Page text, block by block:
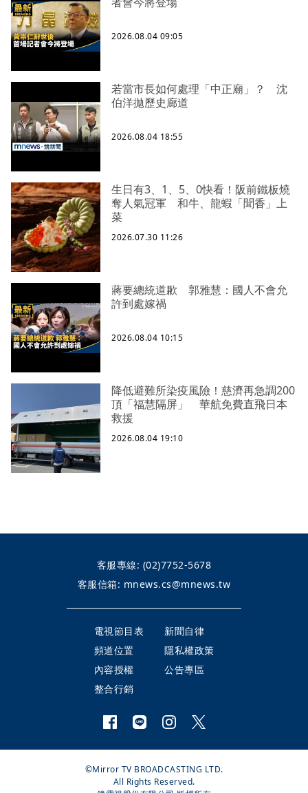
2026.08.04 09:05
若當市長如何處理「中正廟」？ 沈
伯洋拋歷史廊道
2026.08.04 18:55
生日有3、1、5、0快看！阪前鐵板燒
奪人氣冠軍 和牛、龍蝦「聞香」上
菜
2026.07.30 11:26
蔣要總統道歉 郭雅慧：國人不會允
許到處嫁禍
2026.08.04 10:15
降低避難所染疫風險！慈濟再急調200
頂「福慧隔屏」 華航免費直飛日本
救援
2026.08.04 19:10
客服專線: (02)7752-5678
客服信箱: mnews.cs@mnews.tw
電視節目表
新聞自律
頻道位置
隱私權政策
內容授權
公告專區
整合行銷
©Mirror TV BROADCASTING LTD.
All Rights Reserved.